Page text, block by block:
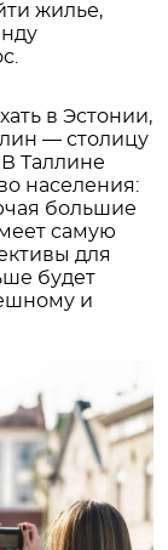
жилье,
в Эстонии,
— столицу
Таллине
населения:
большие
самую
для
будет
и